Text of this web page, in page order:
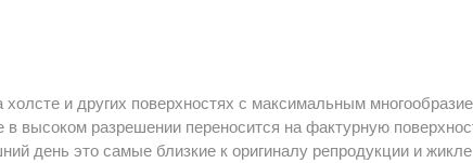
и других поверхностях с максимальным
высоком разрешении переносится на фактурную
день это самые близкие к оригиналу репродукции и